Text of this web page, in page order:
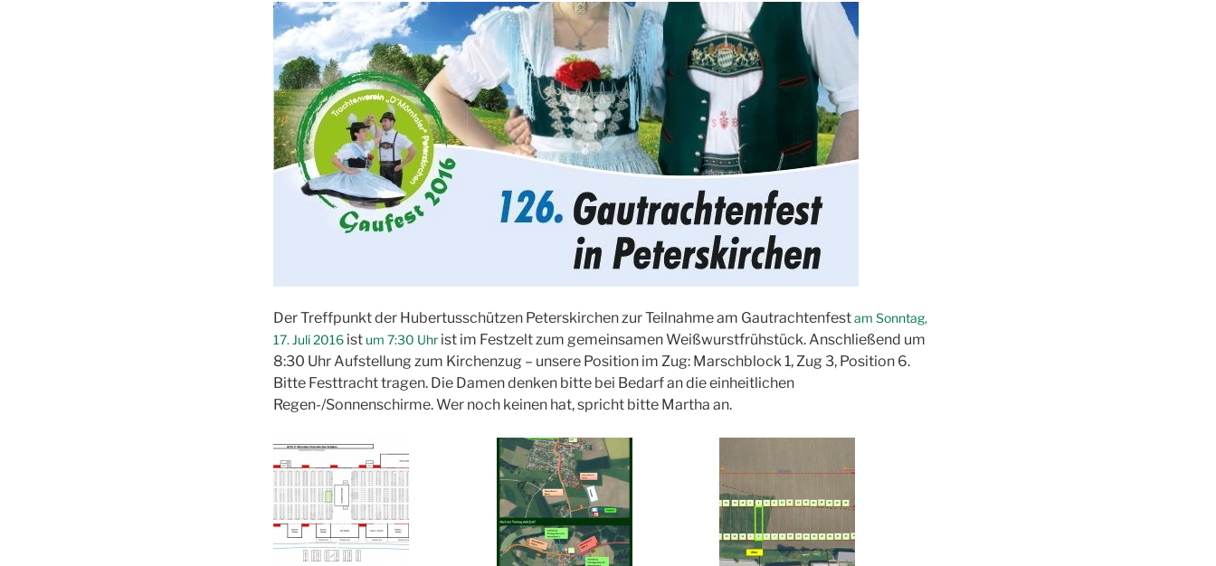
Der Treffpunkt der Hubertusschützen Peterskirchen zur Teilnahme am Gautrachtenfestam Sonntag,
17. Juli 2016 ist um 7:30 Uhr ist im Festzelt zum gemeinsamen Weißwurstfrühstück. Anschließend um
8:30 Uhr Aufstellung zum Kirchenzug – unsere Position im Zug: Marschblock 1, Zug 3, Position 6.
Bitte Festtracht tragen. Die Damen denken bitte bei Bedarf an die einheitlichen
Regen-/Sonnenschirme. Wer noch keinen hat, spricht bitte Martha an.